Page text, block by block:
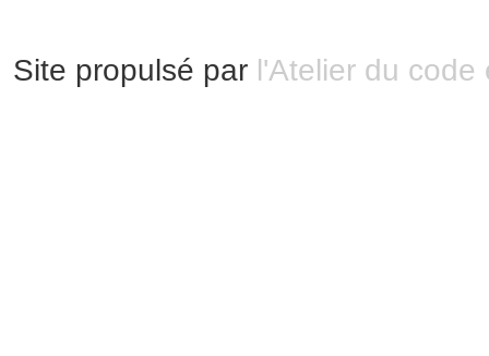
Site propulsé par l'Atelier du